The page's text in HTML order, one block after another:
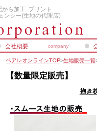
ら加工･プリント
ンシー(生地の代理店)
ペアレオンラインTOP>生地販売一覧
【数量限定販売】
抱き
company
会社概要